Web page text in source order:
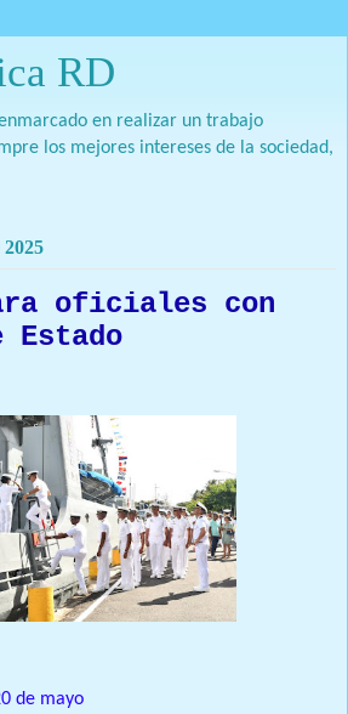
RD
en realizar un trabajo
los mejores intereses de la sociedad,
2025
oficiales con
Estado
de mayo